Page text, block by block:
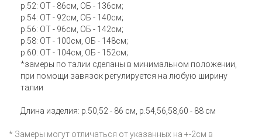
р.52: ОТ - 86см, ОБ - 136см;
р.54: ОТ - 92см, ОБ - 140см;
р.56: ОТ - 96см, ОБ - 142см;
р.58: ОТ - 100см, ОБ - 148см;
р.60: ОТ - 104см, ОБ - 152см;
*замеры по талии сделаны в минимальном положении,
при помощи завязок регулируется на любую ширину
талии
Длина изделия: р.50,52 - 86 см, р.54,56,58,60 - 88 см
* Замеры могут отличаться от указанных на +-2см в